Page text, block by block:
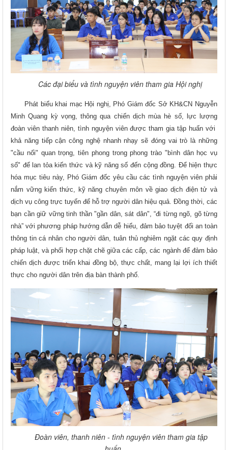
Các đại biểu và tình nguyện viên tham gia Hội nghị
Phát biểu khai mạc Hội nghị, Phó Giám đốc Sở KH&CN Nguyễn
Minh Quang kỳ vọng, thông qua chiến dịch mùa hè số, lực lượng
đoàn viên thanh niên, tình nguyện viên được tham gia tập huấn với
khả năng tiếp cận công nghệ nhanh nhạy sẽ đóng vai trò là những
"cầu nối" quan trọng, tiên phong trong phong trào "bình dân học vụ
số" để lan tỏa kiến thức và kỹ năng số đến cộng đồng. Để hiện thực
hóa mục tiêu này, Phó Giám đốc yêu cầu các tình nguyện viên phải
nắm vững kiến thức, kỹ năng chuyên môn về giao dịch điện tử và
dịch vụ công trực tuyến để hỗ trợ người dân hiệu quả. Đồng thời, các
bạn cần giữ vững tinh thần "gần dân, sát dân", “đi từng ngõ, gõ từng
nhà” với phương pháp hướng dẫn dễ hiểu, đảm bảo tuyệt đối an toàn
thông tin cá nhân cho người dân, tuân thủ nghiêm ngặt các quy định
pháp luật, và phối hợp chặt chẽ giữa các cấp, các ngành để đảm bảo
chiến dịch được triển khai đồng bộ, thực chất, mang lại lợi ích thiết
thực cho người dân trên địa bàn thành phố.
Đoàn viên, thanh niên - tình nguyện viên tham gia tập